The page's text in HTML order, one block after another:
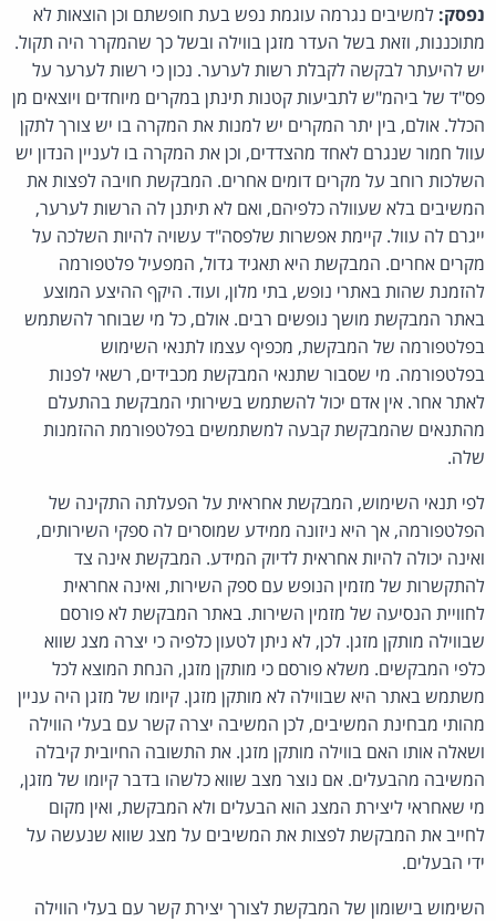
נפסק: למשיבים נגרמה עוגמת נפש בעת חופשתם וכן הוצאות לא
מתוכננות, וזאת בשל העדר מזגן בווילה ובשל כך שהמקרר היה תקול.
יש להיעתר לבקשה לקבלת רשות לערער. נכון כי רשות לערער על
פס"ד של ביהמ"ש לתביעות קטנות תינתן במקרים מיוחדים ויוצאים מן
הכלל. אולם, בין יתר המקרים יש למנות את המקרה בו יש צורך לתקן
עוול חמור שנגרם לאחד מהצדדים, וכן את המקרה בו לעניין הנדון יש
השלכות רוחב על מקרים דומים אחרים. המבקשת חויבה לפצות את
המשיבים בלא שעוולה כלפיהם, ואם לא תיתנן לה הרשות לערער,
ייגרם לה עוול. קיימת אפשרות שלפסה"ד עשויה להיות השלכה על
מקרים אחרים. המבקשת היא תאגיד גדול, המפעיל פלטפורמה
להזמנת שהות באתרי נופש, בתי מלון, ועוד. היקף ההיצע המוצע
באתר המבקשת מושך נופשים רבים. אולם, כל מי שבוחר להשתמש
בפלטפורמה של המבקשת, מכפיף עצמו לתנאי השימוש
בפלטפורמה. מי שסבור שתנאי המבקשת מכבידים, רשאי לפנות
לאתר אחר. אין אדם יכול להשתמש בשירותי המבקשת בהתעלם
מהתנאים שהמבקשת קבעה למשתמשים בפלטפורמת ההזמנות
שלה.
לפי תנאי השימוש, המבקשת אחראית על הפעלתה התקינה של
הפלטפורמה, אך היא ניזונה ממידע שמוסרים לה ספקי השירותים,
ואינה יכולה להיות אחראית לדיוק המידע. המבקשת אינה צד
להתקשרות של מזמין הנופש עם ספק השירות, ואינה אחראית
לחוויית הנסיעה של מזמין השירות. באתר המבקשת לא פורסם
שבווילה מותקן מזגן. לכן, לא ניתן לטעון כלפיה כי יצרה מצג שווא
כלפי המבקשים. משלא פורסם כי מותקן מזגן, הנחת המוצא לכל
משתמש באתר היא שבווילה לא מותקן מזגן. קיומו של מזגן היה עניין
מהותי מבחינת המשיבים, לכן המשיבה יצרה קשר עם בעלי הווילה
ושאלה אותו האם בווילה מותקן מזגן. את התשובה החיובית קיבלה
המשיבה מהבעלים. אם נוצר מצב שווא כלשהו בדבר קיומו של מזגן,
מי שאחראי ליצירת המצג הוא הבעלים ולא המבקשת, ואין מקום
לחייב את המבקשת לפצות את המשיבים על מצג שווא שנעשה על
ידי הבעלים.
השימוש בישומון של המבקשת לצורך יצירת קשר עם בעלי הווילה